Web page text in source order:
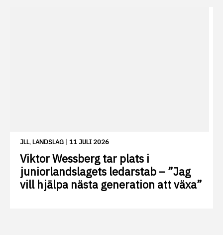
JLL,LANDSLAG | 11 JULI 2026
Viktor Wessberg tar plats i
juniorlandslagets ledarstab – ”Jag
vill hjälpa nästa generation att växa”